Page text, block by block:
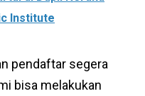
Institute
pendaftar segera
bisa melakukan